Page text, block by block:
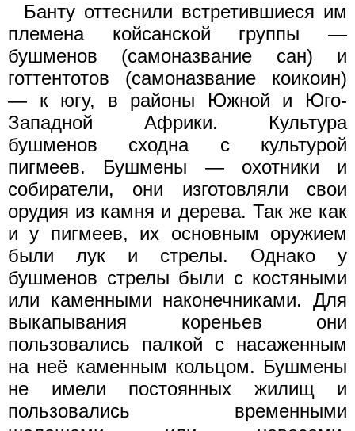
Банту оттеснили встретившиеся им
племена койсанской группы —
бушменов (самоназвание сан) и
готтентотов (самоназвание коикоин)
— к югу, в районы Южной и Юго-
Западной Африки. Культура
бушменов сходна с культурой
пигмеев. Бушмены — охотники и
собиратели, они изготовляли свои
орудия из камня и дерева. Так же как
и у пигмеев, их основным оружием
были лук и стрелы. Однако у
бушменов стрелы были с костяными
или каменными наконечниками. Для
выкапывания кореньев они
пользовались палкой с насаженным
на неё каменным кольцом. Бушмены
не имели постоянных жилищ и
пользовались временными